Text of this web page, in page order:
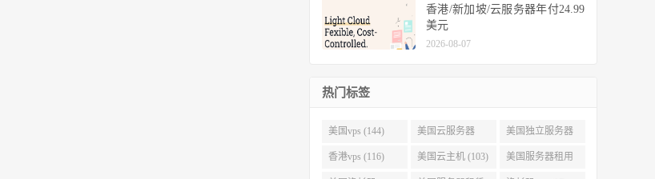
香港/新加坡/云服务器年付24.99
美元
2026-08-07
热门标签
美国vps (144) 美国云服务器
(143)
美国独立服务器
(118)
香港vps (116) 美国云主机 (103) 美国服务器租用